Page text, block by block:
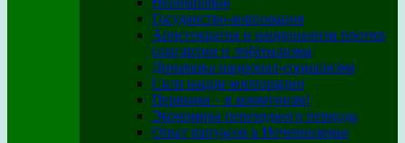
Государство-корпорация
Аристократия и национализм против
олигархии и либерализма
Динамика национал-социализма
Сила нации-корпорации
Первыми – в коммунизм!
Экономика переходного периода
Опыт папуасов в Нечерноземье